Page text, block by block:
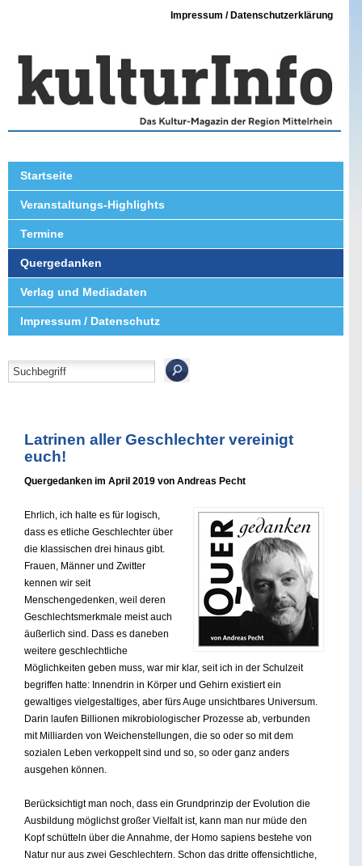
Impressum / Datenschutzerklärung
Startseite
Veranstaltungs-Highlights
Termine
Quergedanken
Verlag und Mediadaten
Impressum / Datenschutz
Latrinen aller Geschlechter vereinigt
euch!
Quergedanken im April 2019 von Andreas Pecht
Ehrlich, ich halte es für logisch,
dass es etliche Geschlechter über
die klassischen drei hinaus gibt.
Frauen, Männer und Zwitter
kennen wir seit
Menschengedenken, weil deren
Geschlechtsmerkmale meist auch
äußerlich sind. Dass es daneben
weitere geschlechtliche
Möglichkeiten geben muss, war mir klar, seit ich in der Schulzeit
begriffen hatte: Innendrin in Körper und Gehirn existiert ein
gewaltiges vielgestaltiges, aber fürs Auge unsichtbares Universum.
Darin laufen Billionen mikrobiologischer Prozesse ab, verbunden
mit Milliarden von Weichenstellungen, die so oder so mit dem
sozialen Leben verkoppelt sind und so, so oder ganz anders
ausgehen können.
Berücksichtigt man noch, dass ein Grundprinzip der Evolution die
Ausbildung möglichst großer Vielfalt ist, kann man nur müde den
Kopf schütteln über die Annahme, der Homo sapiens bestehe von
Natur nur aus zwei Geschlechtern. Schon das dritte offensichtliche,